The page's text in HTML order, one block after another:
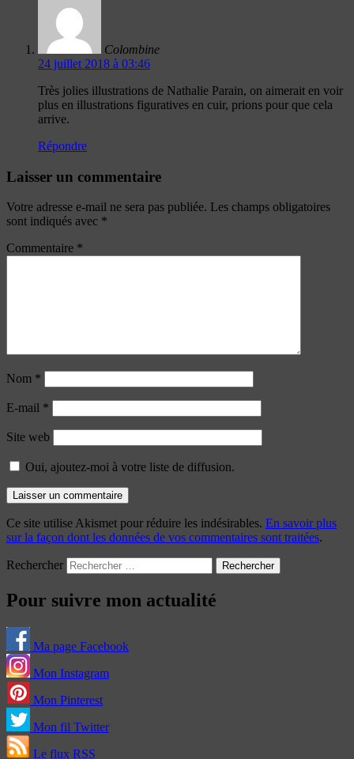
Colombine
24 juillet 2018 à 03:46
Très jolies illustrations de Nathalie Parain, on aimerait en voir
plus en illustrations figuratives en cuir, prions pour que cela
arrive.
Répondre
Laisser un commentaire
Votre adresse e-mail ne sera pas publiée. Les champs obligatoires
sont indiqués avec *
Commentaire *
Nom *
E-mail *
Site web
Oui, ajoutez-moi à votre liste de diffusion.
Ce site utilise Akismet pour réduire les indésirables. En savoir plus
sur la façon dont les données de vos commentaires sont traitées.
Rechercher
Pour suivre mon actualité
Ma page Facebook
Mon Instagram
Mon Pinterest
Mon fil Twitter
Le flux RSS